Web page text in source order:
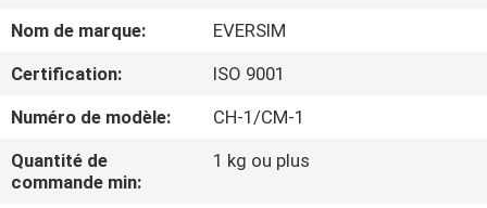
À
PROPOS
DE
NOUS
Nom de marque:
EVERSIM
Certification:
ISO 9001
Numéro de modèle:
CH-1/CM-1
Quantité de
commande min:
1 kg ou plus